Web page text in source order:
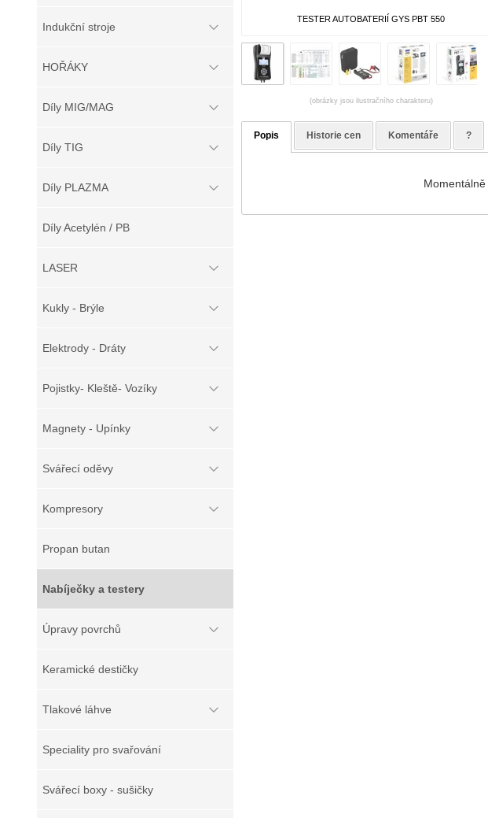
Indukční stroje
HOŘÁKY
Díly MIG/MAG
Díly TIG
Díly PLAZMA
Díly Acetylén / PB
LASER
Kukly - Brýle
Elektrody - Dráty
Pojistky- Kleště- Vozíky
Magnety - Upínky
Svářecí oděvy
Kompresory
Propan butan
Nabíječky a testery
Úpravy povrchů
Keramické destičky
Tlakové láhve
Speciality pro svařování
Svářecí boxy - sušičky
TESTER AUTOBATERIÍ GYS PBT 550
(obrázky jsou ilustračního charakteru)
Popis Historie cen Komentáře ?